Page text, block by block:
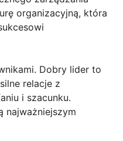
organizacyjną, która
Dobry lider to
relacje z
i szacunku.
najważniejszym